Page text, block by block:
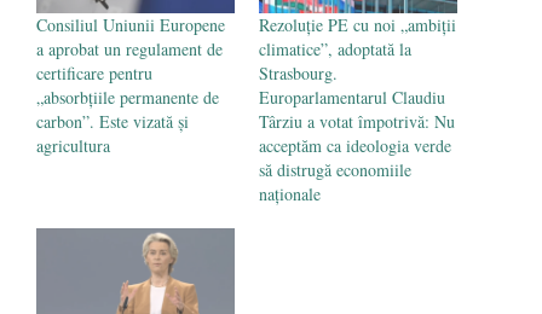
Consiliul Uniunii Europene
a aprobat un regulament de
certificare pentru
„absorbțiile permanente de
carbon”. Este vizată și
agricultura
Rezoluție PE cu noi „ambiții
climatice”, adoptată la
Strasbourg.
Europarlamentarul Claudiu
Târziu a votat împotrivă: Nu
acceptăm ca ideologia verde
să distrugă economiile
naționale